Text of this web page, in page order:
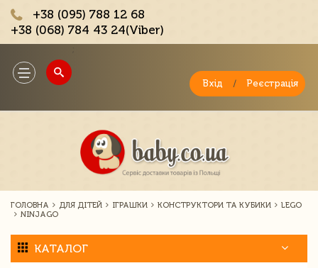
+38 (095) 788 12 68
+38 (068) 784 43 24(Viber)
Toggle
navigation
Вхід / Реєстрація
ГОЛОВНА ДЛЯ ДІТЕЙ ІГРАШКИ КОНСТРУКТОРИ ТА КУБИКИ
LEGO
NINJAGO
КАТАЛОГ